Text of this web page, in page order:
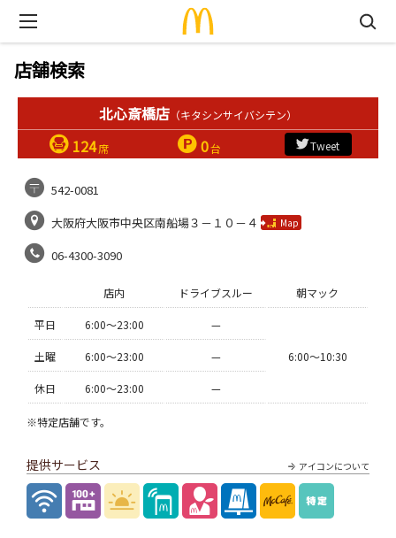
店舗検索
北心斎橋店 （キタシンサイバシテン）
124 席 0台 Tweet
542-0081
大阪府大阪市中央区南船場３－１０－４
Map
06-4300-3090
店内 ドライブスルー 朝マック
平日 6:00〜23:00 —
6:00〜10:30
土曜 6:00〜23:00 —
休日 6:00〜23:00 —
※特定店舗です。
アイコンについて
提供サービス